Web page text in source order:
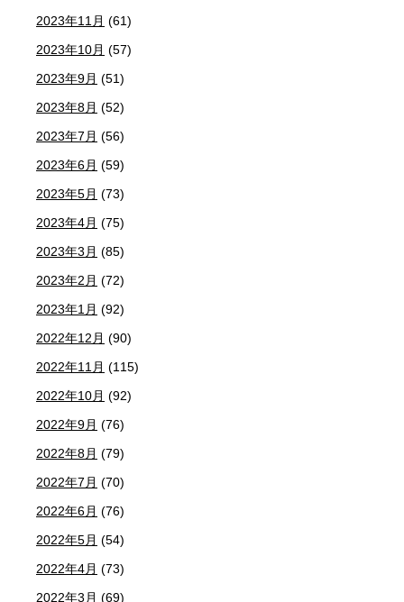
2023年11月 (61)
2023年10月 (57)
2023年9月 (51)
2023年8月 (52)
2023年7月 (56)
2023年6月 (59)
2023年5月 (73)
2023年4月 (75)
2023年3月 (85)
2023年2月 (72)
2023年1月 (92)
2022年12月 (90)
2022年11月 (115)
2022年10月 (92)
2022年9月 (76)
2022年8月 (79)
2022年7月 (70)
2022年6月 (76)
2022年5月 (54)
2022年4月 (73)
2022年3月 (69)